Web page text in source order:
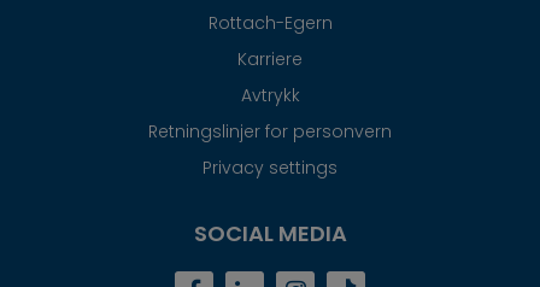
Rottach-Egern
Karriere
Avtrykk
Retningslinjer for personvern
Privacy settings
SOCIAL MEDIA